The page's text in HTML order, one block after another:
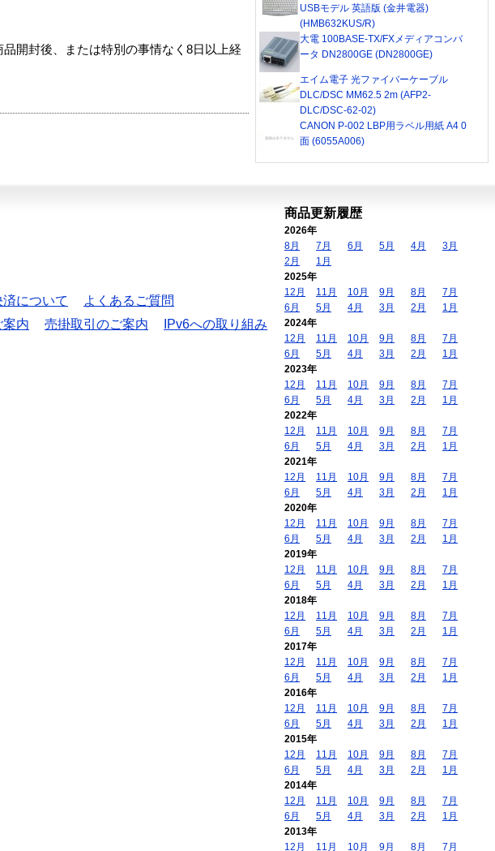
開封後、または特別の事情なく8日以上経
USBモデル 英語版 (金井電器)
(HMB632KUS/R)
大電 100BASE-TX/FXメディアコンバ
ータ DN2800GE (DN2800GE)
エイム電子 光ファイバーケーブル
DLC/DSC MM62.5 2m (AFP2-
DLC/DSC-62-02)
CANON P-002 LBP用ラベル用紙 A4 0
面 (6055A006)
について
よくあるご質問
内 売掛取引のご案内
IPv6への取り組み
商品更新履歴
2026年
8月
7月 6月 5月 4月
3月
2月
1月
2025年
12月
11月 10月 9月 8月
7月
6月
5月 4月 3月 2月
1月
2024年
12月
11月 10月 9月 8月
7月
6月
5月 4月 3月 2月
1月
2023年
12月
11月 10月 9月 8月
7月
6月
5月 4月 3月 2月
1月
2022年
12月
11月 10月 9月 8月
7月
6月
5月 4月 3月 2月
1月
2021年
12月
11月 10月 9月 8月
7月
6月
5月 4月 3月 2月
1月
2020年
12月
11月 10月 9月 8月
7月
6月
5月 4月 3月 2月
1月
2019年
12月
11月 10月 9月 8月
7月
6月
5月 4月 3月 2月
1月
2018年
12月
11月 10月 9月 8月
7月
6月
5月 4月 3月 2月
1月
2017年
12月
11月 10月 9月 8月
7月
6月
5月 4月 3月 2月
1月
2016年
12月
11月 10月 9月 8月
7月
6月
5月 4月 3月 2月
1月
2015年
12月
11月 10月 9月 8月
7月
6月
5月 4月 3月 2月
1月
2014年
12月
11月 10月 9月 8月
7月
6月
5月 4月 3月 2月
1月
2013年
12月
11月 10月 9月 8月 7月